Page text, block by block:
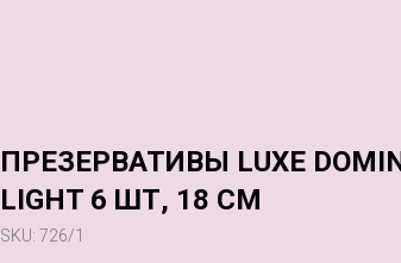
ПРЕЗЕРВАТИВЫ LUXE
LIGHT 6 ШТ, 18 СМ
SKU: 726/1